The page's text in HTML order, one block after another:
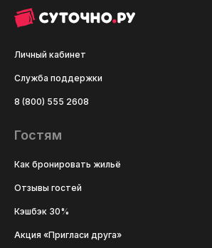
Личный кабинет
Служба поддержки
8 (800) 555 2608
Гостям
Как бронировать жильё
Отзывы гостей
Кэшбэк 30%
Акция «Пригласи друга»